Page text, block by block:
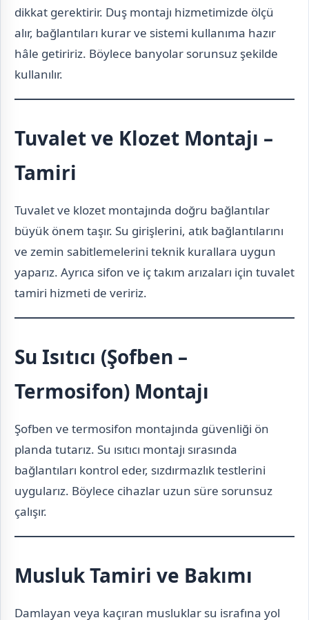
dikkat gerektirir. Duş montajı hizmetimizde ölçü
alır, bağlantıları kurar ve sistemi kullanıma hazır
hâle getiririz. Böylece banyolar sorunsuz şekilde
kullanılır.
Tuvalet ve Klozet Montajı –
Tamiri
Tuvalet ve klozet montajında doğru bağlantılar
büyük önem taşır. Su girişlerini, atık bağlantılarını
ve zemin sabitlemelerini teknik kurallara uygun
yaparız. Ayrıca sifon ve iç takım arızaları için tuvalet
tamiri hizmeti de veririz.
Su Isıtıcı (Şofben –
Termosifon) Montajı
Şofben ve termosifon montajında güvenliği ön
planda tutarız. Su ısıtıcı montajı sırasında
bağlantıları kontrol eder, sızdırmazlık testlerini
uygularız. Böylece cihazlar uzun süre sorunsuz
çalışır.
Musluk Tamiri ve Bakımı
Damlayan veya kaçıran musluklar su israfına yol